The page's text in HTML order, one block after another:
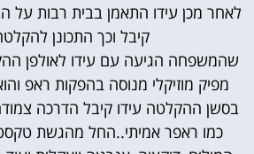
לאחר מכן עידו התאמן בבית רבות על
קיבל וכך התכונן
שהמשפחה הגיעה עם עידו לאולפן
מפיק מוזיקלי מנוסה בהפקות ראפ
בסשן ההקלטה עידו קיבל הדרכה
כמו ראפר אמיתי..החל מהגשת